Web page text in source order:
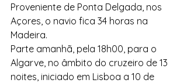
Proveniente de Ponta Delgada, nos
Açores, o navio fica 34 horas na
Madeira.
Parte amanhã, pela 18h00, para o
Algarve, no âmbito do cruzeiro de 13
noites, iniciado em Lisboa a 10 de